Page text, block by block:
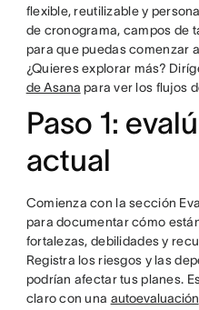
flexible, reutilizable y
de cronograma, campos de
para que puedas comenzar
¿Quieres explorar más?
de Asana para ver los flujos
Paso 1:
actual
Comienza con la sección
para documentar cómo
fortalezas, debilidades y
Registra los riesgos y las
podrían afectar tus planes.
claro con una autoevaluación